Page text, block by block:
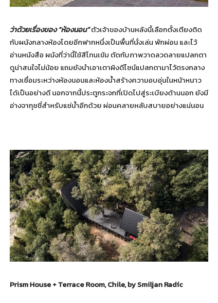
ว่าด้วยเรื่องของ “ห้องนอน”ตัวเจ้าของบ้านหลังนี้เลือกตั้งเตียงติด
กับผนังกลางห้องโดยอีกฟากหนึ่งเป็นพื้นที่นั่งเล่น พักผ่อน และไว้
อ่านหนังสือ ผนังที่ว่านี้ใช้สีโทนเข้ม ตัดกับภาพวาดลวดลายแปลกตา
ดูน่าสนใจไม่น้อย แถมยังนำเอาเตาผิงดีไซน์แปลกตามาไว้ตรงกลาง
ทางเชื่อมระหว่างห้องนอนและห้องน้ำสร้างความอบอุ่นในหน้าหนาว
ได้เป็นอย่างดี นอกจากนี้ประตูกระจกที่เปิดไปสู่ระเบียงด้านนอก ยังมี
อ่างจากุชชี่สำหรับแช่น้ำอีกด้วย ผ่อนคลายหลับสบายอย่างแน่นอน
Prism House + Terrace Room, Chile, by Smiljan Radíc